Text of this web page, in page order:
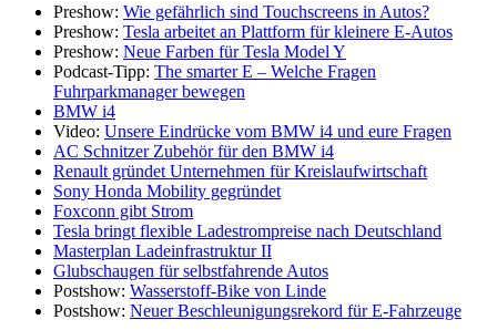
Preshow: Wie gefährlich sind Touchscreens in Autos?
Preshow: Tesla arbeitet an Plattform für kleinere E-Autos
Preshow: Neue Farben für Tesla Model Y
Podcast-Tipp: The smarter E – Welche Fragen
Fuhrparkmanager bewegen
BMW i4
Video: Unsere Eindrücke vom BMW i4 und eure Fragen
AC Schnitzer Zubehör für den BMW i4
Renault gründet Unternehmen für Kreislaufwirtschaft
Sony Honda Mobility gegründet
Foxconn gibt Strom
Tesla bringt flexible Ladestrompreise nach Deutschland
Masterplan Ladeinfrastruktur II
Glubschaugen für selbstfahrende Autos
Postshow: Wasserstoff-Bike von Linde
Postshow: Neuer Beschleunigungsrekord für E-Fahrzeuge